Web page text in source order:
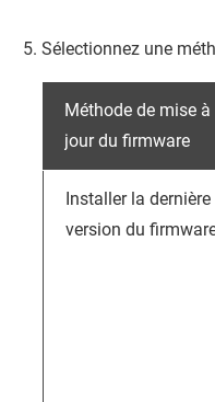
Sélectionnez une
Méthode de mise à
jour du firmware
Installer la dernière
version du